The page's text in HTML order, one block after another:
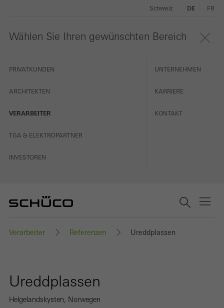
Wählen Sie Ihren gewünschten Bereich
PRIVATKUNDEN
ARCHITEKTEN
VERARBEITER
TGA & ELEKTROPARTNER
INVESTOREN
UNTERNEHMEN
KARRIERE
KONTAKT
Schweiz DE FR
Verarbeiter Referenzen Ureddplassen
Ureddplassen
Helgelandskysten, Norwegen